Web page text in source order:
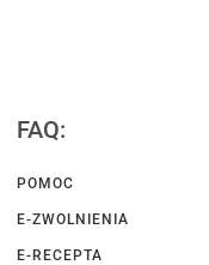
FAQ:
POMOC
E-ZWOLNIENIA
E-RECEPTA